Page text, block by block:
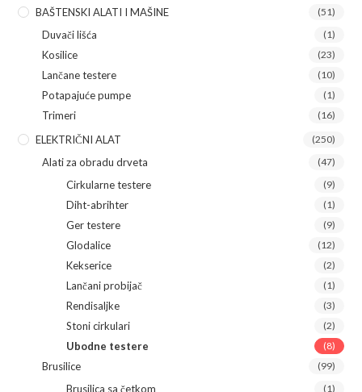
BAŠTENSKI ALATI I MAŠINE (51)
Duvači lišća (1)
Kosilice (23)
Lančane testere (10)
Potapajuće pumpe (1)
Trimeri (16)
ELEKTRIČNI ALAT (250)
Alati za obradu drveta (47)
Cirkularne testere (9)
Diht-abrihter (1)
Ger testere (9)
Glodalice (12)
Kekserice (2)
Lančani probijač (1)
Rendisaljke (3)
Stoni cirkulari (2)
Ubodne testere (8)
Brusilice (99)
Brusilica sa četkom (1)